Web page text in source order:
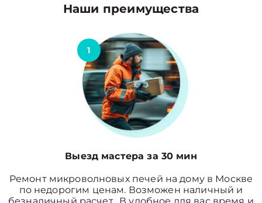
Наши преимущества
1
Выезд мастера за 30 мин
Ремонт микроволновых печей на дому в Москве
по недорогим ценам. Возможен наличный и